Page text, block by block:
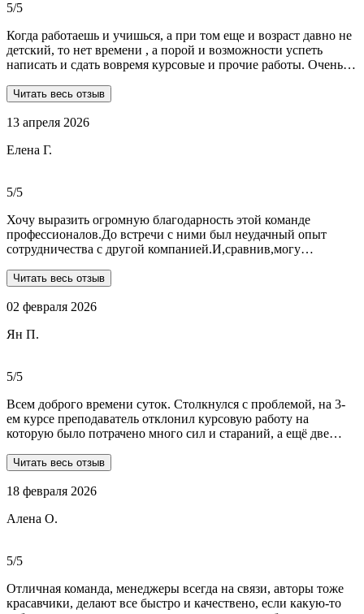
5/5
Когда работаешь и учишься, а при том еще и возраст давно не
детский, то нет времени , а порой и возможности успеть
написать и сдать вовремя курсовые и прочие работы. Очень
Dist-help. Все мои проблемы в полном смысле слова взяли на
выполнили очень качественно, вовремя и по очень даже
реагируют и отвечают на все вопросы. Теперь буду
Читать весь отзыв
13 апреля 2026
Елена Г.
5/5
Хочу выразить огромную благодарность этой команде
профессионалов.До встречи с ними был неудачный опыт
сотрудничества с другой компанией.И,сравнив,могу
профессионалов.Условия,сроки были сразу оговорены и четко
уровне.А если возникали вопросы или проблемы,то помощь
помощь студентам,то только-сюда.Огромное спасибо!!!
Читать весь отзыв
02 февраля 2026
Ян П.
5/5
Всем доброго времени суток. Столкнулся с проблемой, на 3-
ем курсе преподаватель отклонил курсовую работу на
которую было потрачено много сил и стараний, а ещё две
обратился в Dist-help. Первый раз, были опасения и по срокам,
Ребята большие профессионалы, Алёна лучшая! Всё
Общение вызвало только позитивные эмоции. Все три работы
Читать весь отзыв
18 февраля 2026
Алена О.
5/5
Отличная команда, менеджеры всегда на связи, авторы тоже
красавчики, делают все быстро и качествено, если какую-то